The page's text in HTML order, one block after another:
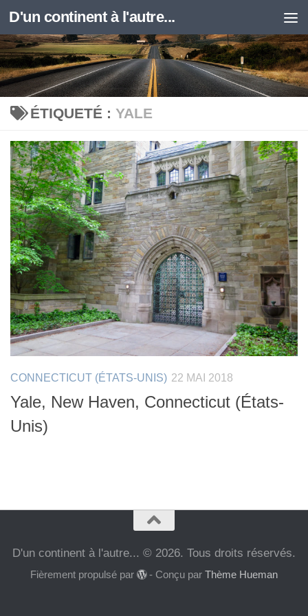
Skip to content
D'un continent à l'autre...
ÉTIQUETÉ : YALE
CONNECTICUT (ÉTATS-UNIS) 22 MAI 2018
Yale, New Haven, Connecticut (États-
Unis)
D'un continent à l'autre... © 2026. Tous droits réservés.
Fièrement propulsé par - Conçu parThème Hueman